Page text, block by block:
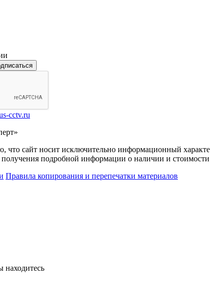
cctv.ru
что сайт носит исключительно информационный
подробной информации о наличии и
Правила копирования и перепечатки материалов
находитесь